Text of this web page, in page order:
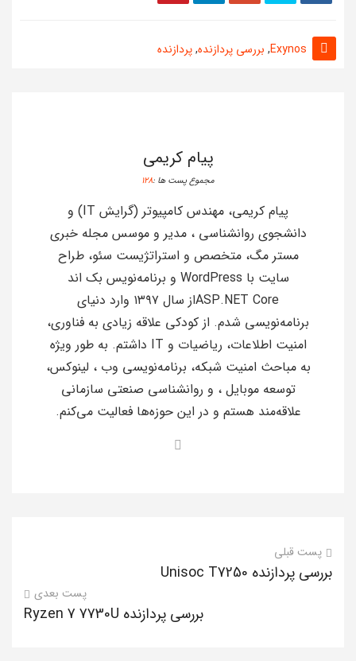
Exynos
, بررسی پردازنده,پردازنده
پیام کریمی
مجموع پست ها :128
پیام کریمی، مهندس کامپیوتر (گرایش IT) و
دانشجوی روانشناسی ، مدیر و موسس مجله خبری
مستر مگ، متخصص و استراتژیست سئو، طراح
سایت با WordPress و برنامه‌نویس بک اند
ASP.NET Coreاز سال ۱۳۹۷ وارد دنیای
برنامه‌نویسی شدم. از کودکی علاقه زیادی به فناوری،
امنیت اطلاعات، ریاضیات و IT داشتم. به طور ویژه
به مباحث امنیت شبکه، برنامه‌نویسی وب ، لینوکس،
توسعه موبایل ، و روانشناسی صنعتی سازمانی
علاقه‌مند هستم و در این حوزه‌ها فعالیت می‌کنم.
پست قبلی
بررسی پردازنده Unisoc T7250
پست بعدی
بررسی پردازنده Ryzen 7 7730U